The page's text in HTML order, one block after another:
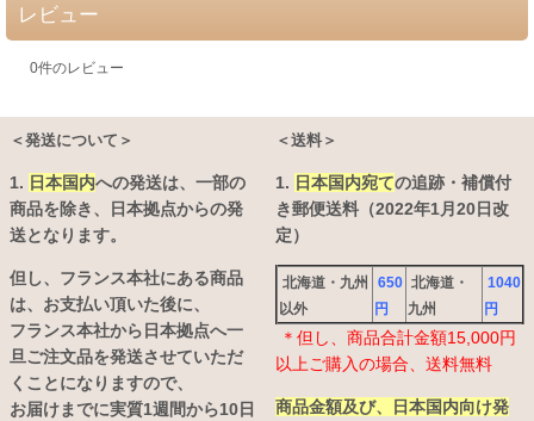
レビュー
0件のレビュー
＜発送について＞
1. 日本国内への発送は、 一部の
商品を除き、日本拠点からの発
送となります。
但し、フランス本社にある商品
は、お支払い頂いた後に、
フランス本社から日本拠点へ一
旦ご注文品を発送させていただ
くことになりますので、
お届けまでに実質1週間から10日
＜送料＞
1. 日本国内宛ての追跡・補償付
き郵便送料（2022年1月20日改
定）
北海道・九州
以外
650
円
北海道・
九州
1040
円
＊但し、商品合計金額15,000円
以上ご購入の場合、送料無料
商品金額及び、日本国内向け発